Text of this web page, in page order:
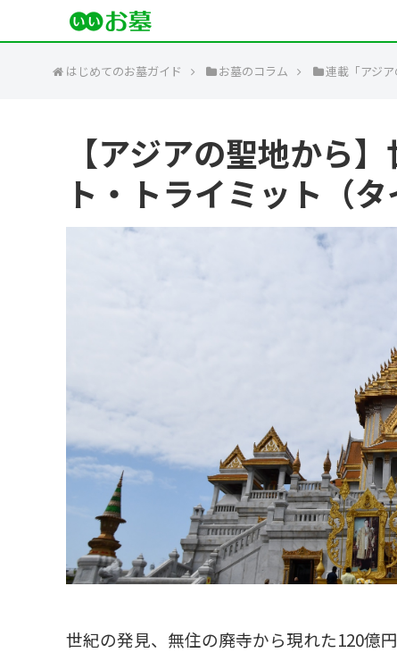
はじめてのお墓ガイド お墓のコラム 連載「アジア
【アジアの聖地から
ト・トライミット（タ
世紀の発見、無住の廃寺から現れた120億円